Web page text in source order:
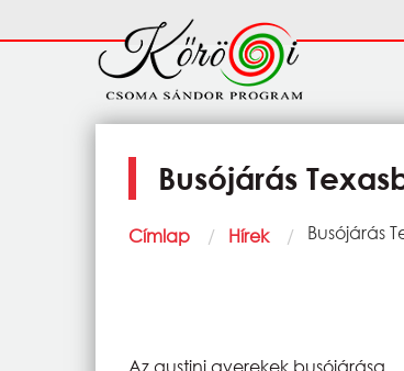
Fő
navigáció
Busójárás
Morzsa
Címlap Hírek Current:
Busójárás
Az austini gyerekek busójárása